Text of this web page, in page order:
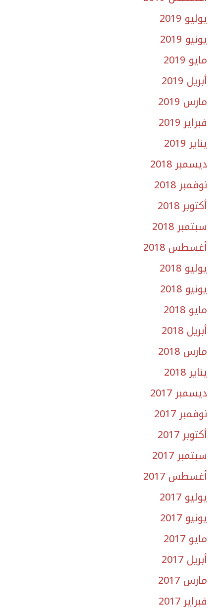
يوليو 2019
يونيو 2019
مايو 2019
أبريل 2019
مارس 2019
فبراير 2019
يناير 2019
ديسمبر 2018
نوفمبر 2018
أكتوبر 2018
سبتمبر 2018
أغسطس 2018
يوليو 2018
يونيو 2018
مايو 2018
أبريل 2018
مارس 2018
يناير 2018
ديسمبر 2017
نوفمبر 2017
أكتوبر 2017
سبتمبر 2017
أغسطس 2017
يوليو 2017
يونيو 2017
مايو 2017
أبريل 2017
مارس 2017
فبراير 2017